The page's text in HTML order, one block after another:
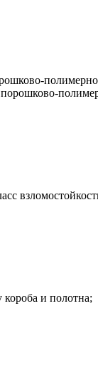
порошково-
и полотна;